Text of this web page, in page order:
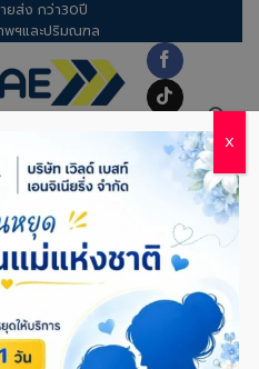
ยส่ง กว่า30ปี
พฯและปริมณฑล
ทุเรียน
น (ตาข่ายกรองแสง)
ดดจัดและพายุฤดูร้อน
อดและกำไรงาม
2026 BYDOW
X